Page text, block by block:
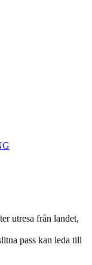
utresa från landet,
pass kan leda till